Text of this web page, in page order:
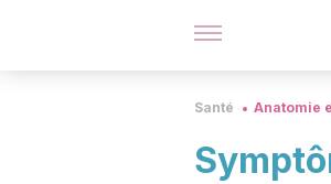
Santé Anatomie